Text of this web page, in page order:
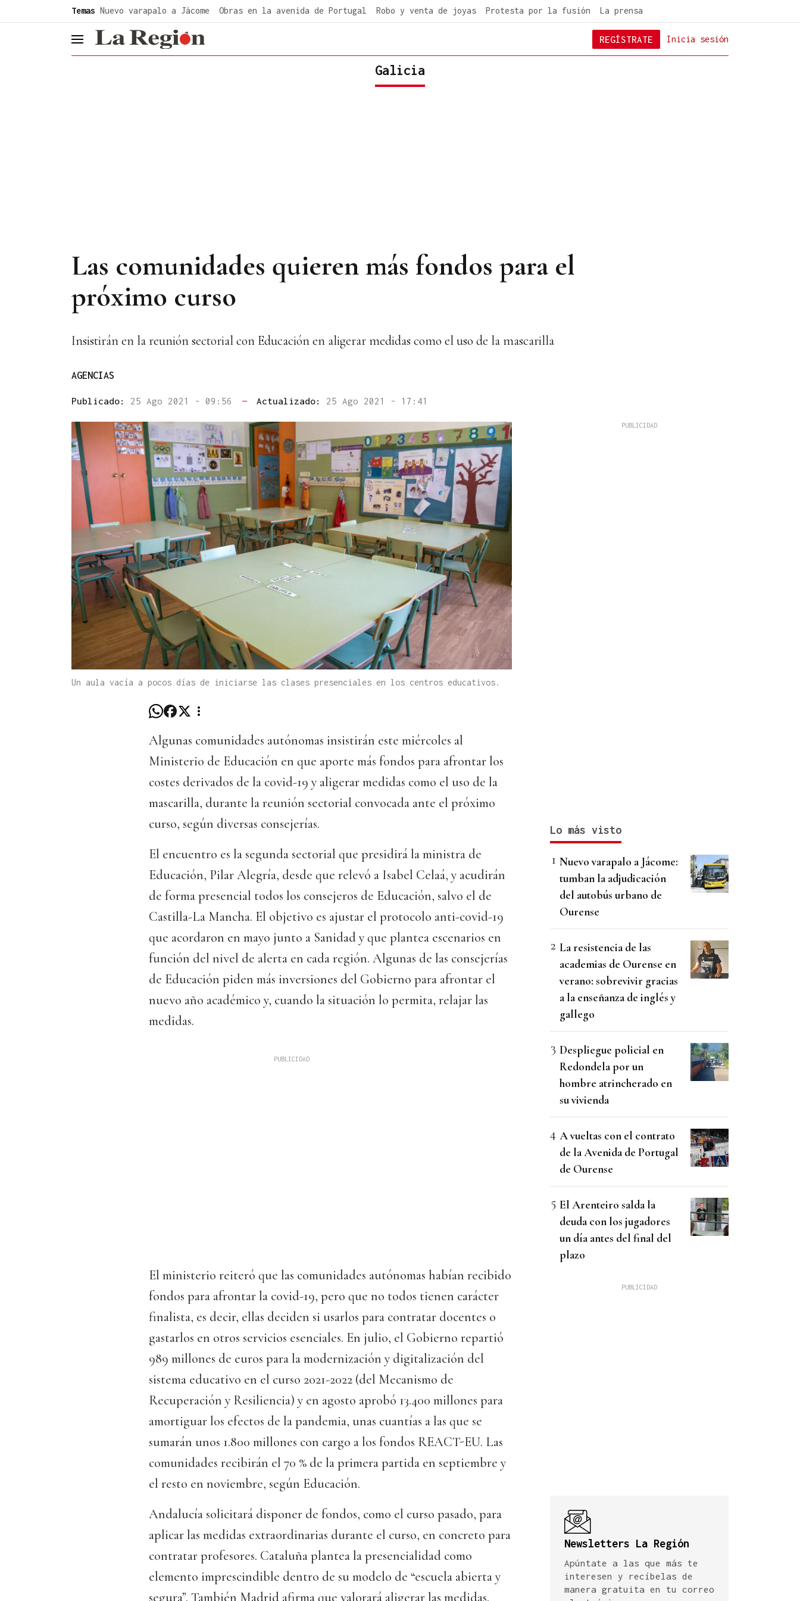
Temas Nuevo varapalo a Jácome Obras en la avenida de Portugal Robo y venta de joyas Protesta por la fusión La prensa
header.menu.open Inicia sesión
REGÍSTRATE
Galicia
Las comunidades quieren más fondos para el
próximo curso
Insistirán en la reunión sectorial con Educación en aligerar medidas como el uso de la mascarilla
AGENCIAS
Publicado: 25 Ago 2021 - 09:56 — Actualizado: 25 Ago 2021 - 17:41
Un aula vacía a pocos días de iniciarse las clases presenciales en los centros educativos.
Algunas comunidades autónomas insistirán este miércoles al
Ministerio de Educación en que aporte más fondos para afrontar los
costes derivados de la covid-19 y aligerar medidas como el uso de la
mascarilla, durante la reunión sectorial convocada ante el próximo
curso, según diversas consejerías.
El encuentro es la segunda sectorial que presidirá la ministra de
Educación, Pilar Alegría, desde que relevó a Isabel Celaá, y acudirán
de forma presencial todos los consejeros de Educación, salvo el de
Castilla-La Mancha. El objetivo es ajustar el protocolo anti-covid-19
que acordaron en mayo junto a Sanidad y que plantea escenarios en
función del nivel de alerta en cada región. Algunas de las consejerías
de Educación piden más inversiones del Gobierno para afrontar el
nuevo año académico y, cuando la situación lo permita, relajar las
medidas.
El ministerio reiteró que las comunidades autónomas habían recibido
fondos para afrontar la covid-19, pero que no todos tienen carácter
finalista, es decir, ellas deciden si usarlos para contratar docentes o
gastarlos en otros servicios esenciales. En julio, el Gobierno repartió
989 millones de euros para la modernización y digitalización del
sistema educativo en el curso 2021-2022 (del Mecanismo de
Recuperación y Resiliencia) y en agosto aprobó 13.400 millones para
amortiguar los efectos de la pandemia, unas cuantías a las que se
sumarán unos 1.800 millones con cargo a los fondos REACT-EU. Las
comunidades recibirán el 70 % de la primera partida en septiembre y
el resto en noviembre, según Educación.
Andalucía solicitará disponer de fondos, como el curso pasado, para
aplicar las medidas extraordinarias durante el curso, en concreto para
contratar profesores. Cataluña plantea la presencialidad como
elemento imprescindible dentro de su modelo de “escuela abierta y
segura”. También Madrid afirma que valorará aligerar las medidas.
Lo más visto
Nuevo varapalo a Jácome:
tumban la adjudicación
del autobús urbano de
Ourense
La resistencia de las
academias de Ourense en
verano: sobrevivir gracias
a la enseñanza de inglés y
gallego
Despliegue policial en
Redondela por un
hombre atrincherado en
su vivienda
A vueltas con el contrato
de la Avenida de Portugal
de Ourense
El Arenteiro salda la
deuda con los jugadores
un día antes del final del
plazo
Newsletters La Región
Apúntate a las que más te
interesen y recíbelas de
manera gratuita en tu correo